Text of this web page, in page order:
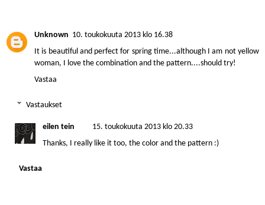
Unknown 10. toukokuuta 2013 klo 16.38
It is beautiful and perfect for spring time...although I am not yellow
woman, I love the combination and the pattern....should try!
Vastaa
Vastaukset
eilen tein
15. toukokuuta 2013 klo 20.33
Thanks, I really like it too, the color and the pattern :)
Vastaa